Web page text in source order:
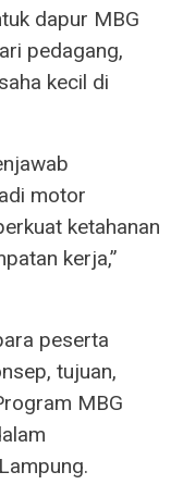
dapur MBG
pedagang,
kecil di
motor
ketahanan
kerja,”
peserta
tujuan,
MBG